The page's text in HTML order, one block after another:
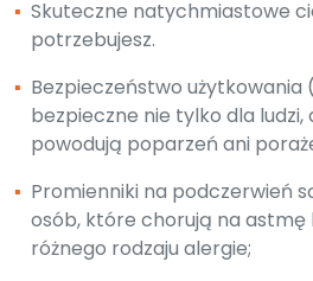
▪ Skuteczne natychmiastowe
potrzebujesz.
▪ Bezpieczeństwo użytkowania
bezpieczne nie tylko dla ludzi,
powodują poparzeń ani
▪ Promienniki na podczerwień
osób, które chorują na astmę
różnego rodzaju alergie;